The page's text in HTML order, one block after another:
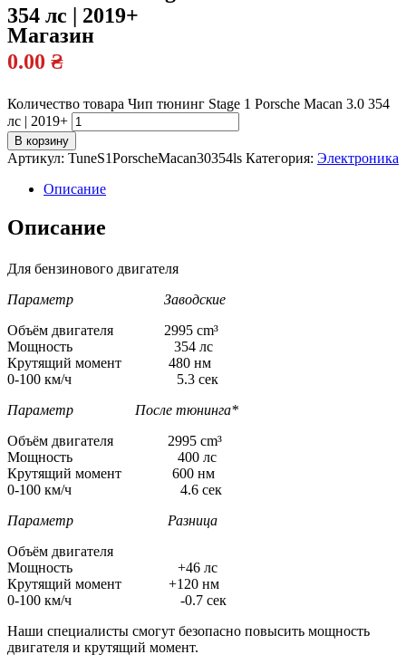
Магазин
354 лс | 2019+
0.00 ₴
Количество товара Чип тюнинг Stage 1 Porsche Macan 3.0 354
лс | 2019+
В корзину
Артикул: TuneS1PorscheMacan30354ls Категория: Электроника
Описание
Описание
Для бензинового двигателя
Параметр Заводские
Объём двигателя 2995 cm³
Мощность 354 лс
Крутящий момент 480 нм
0-100 км/ч 5.3 сек
Параметр После тюнинга*
Объём двигателя 2995 cm³
Мощность 400 лс
Крутящий момент 600 нм
0-100 км/ч 4.6 сек
Параметр Разница
Объём двигателя
Мощность +46 лс
Крутящий момент +120 нм
0-100 км/ч -0.7 сек
Наши специалисты смогут безопасно повысить мощность
двигателя и крутящий момент.